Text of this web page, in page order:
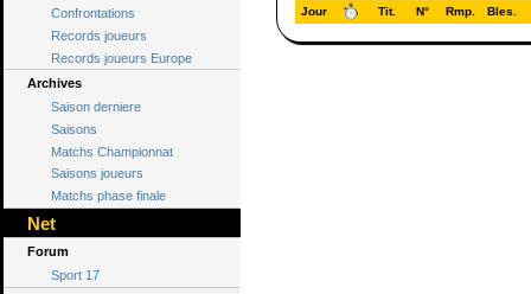
Confrontations
Records joueurs
Records joueurs Europe
Archives
Saison derniere
Saisons
Matchs Championnat
Saisons joueurs
Matchs phase finale
Net
Forum
Sport 17
Jour Tit. N° Rmp. Bles.